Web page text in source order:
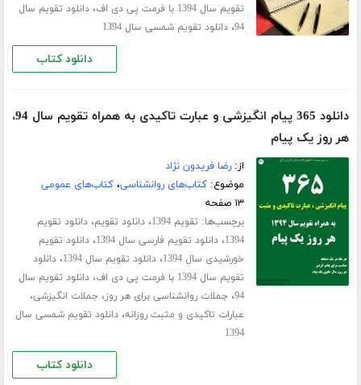
تقویم سال 1394 با فرمت پی دی اف
،دانلود تقویم سال
94،دانلود تقویم شمسی سال 1394
دانلود کتاب
دانلود 365 پیام انگیزشی و عبارت تاکیدی به همراه تقویم سال 94،
هر روز یک پیام
از:رضا فریدون نژاد
موضوع:کتاب‌های روانشناسی،کتاب‌های عمومی
۱۳ صفحه
برچسب‌ها: تقویم 1394 ،دانلود تقویم،دانلود تقویم
1394،دانلود تقویم فارسی سال 1394 ،دانلود تقویم
خورشیدی سال 1394
،دانلود تقویم سال 1394 ،دانلود
تقویم سال 1394 با فرمت پی دی اف
،دانلود تقویم سال
94، جملات روانشناسی برای هر روز، جملات انگیزشی،
عبارات تاکیدی و مثبت روزانه،دانلود تقویم شمسی سال
1394
دانلود کتاب